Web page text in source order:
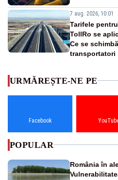
7 aug. 2026, 10:01
Tarifele
TollRo se
Ce se
transportatori
URMĂREȘTE-NE PE
Facebook
POPULAR
România în